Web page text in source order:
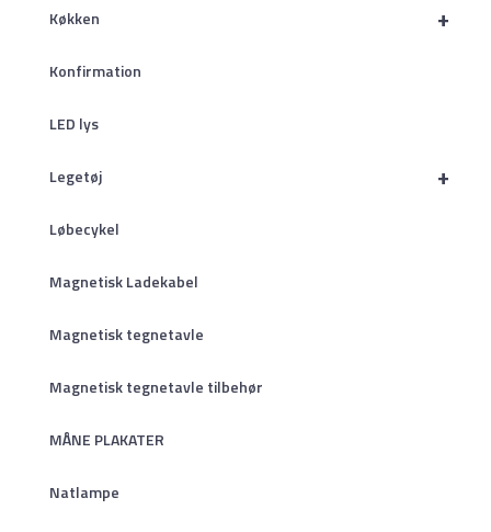
+
Køkken
Konfirmation
LED lys
+
Legetøj
Løbecykel
Magnetisk Ladekabel
Magnetisk tegnetavle
Magnetisk tegnetavle tilbehør
MÅNE PLAKATER
Natlampe